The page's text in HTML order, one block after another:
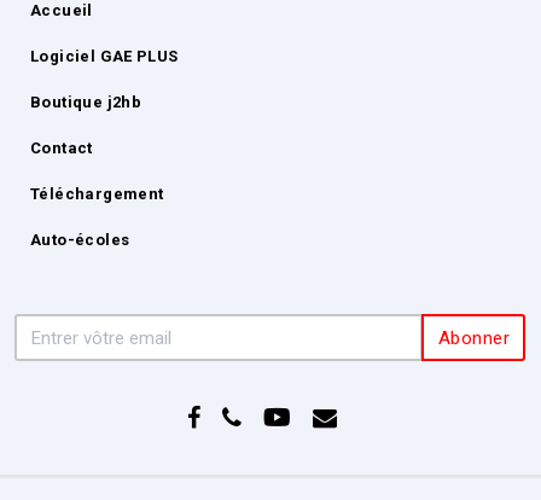
Accueil
Logiciel GAE PLUS
Boutique j2hb
Contact
Téléchargement
Auto-écoles
Abonner